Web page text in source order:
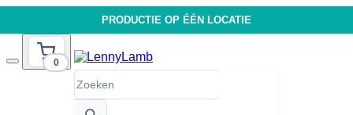
PRODUCTIE OP ÉÉN LOCATIE
0